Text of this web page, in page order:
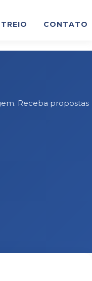
CONTATO
Receba propostas